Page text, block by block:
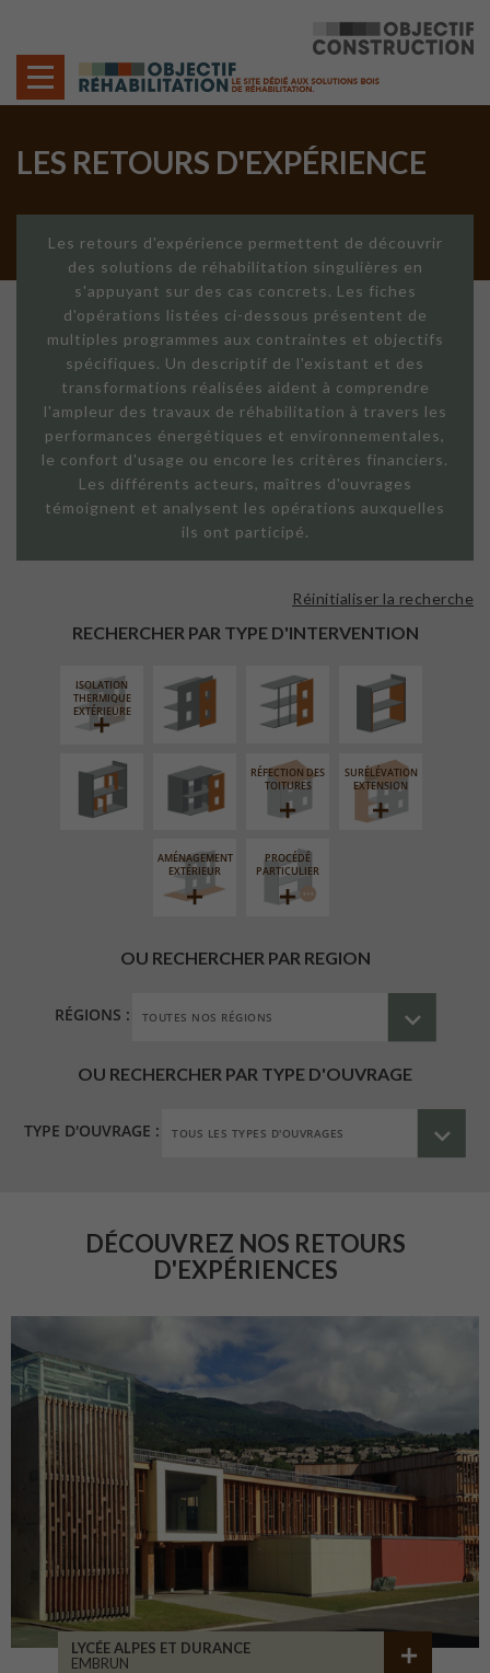
LES RETOURS D'EXPÉRIENCE
Les retours d'expérience permettent de découvrir
des solutions de réhabilitation singulières en
s'appuyant sur des cas concrets. Les fiches
d'opérations listées ci-dessous présentent de
multiples programmes aux contraintes et objectifs
spécifiques. Un descriptif de l'existant et des
transformations réalisées aident à comprendre
l'ampleur des travaux de réhabilitation à travers les
performances énergétiques et environnementales,
le confort d'usage ou encore les critères financiers.
Les différents acteurs, maîtres d'ouvrages
témoignent et analysent les opérations auxquelles
ils ont participé.
RECHERCHER PAR TYPE D'INTERVENTION
Réinitialiser la recherche
ISOLATION
THERMIQUE
EXTÉRIEURE
FAÇADE SUR
LINÉAIRE
ISOLATION
INTÉRIEURE
RÉAMÉNAGEMENT
INTÉRIEUR
FERMETURE
LOGGIAS
RÉFECTION DES
TOITURES
SURÉLÉVATION
EXTENSION
AMÉNAGEMENT
EXTÉRIEUR
PROCÉDÉ
PARTICULIER
OU RECHERCHER PAR REGION
RÉGIONS :
OU RECHERCHER PAR TYPE D'OUVRAGE
TYPE D'OUVRAGE :
DÉCOUVREZ NOS RETOURS
D'EXPÉRIENCES
LYCÉE ALPES ET DURANCE
EMBRUN